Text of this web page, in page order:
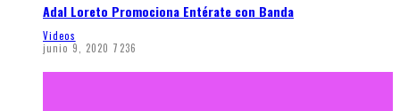
Adal Loreto Promociona Entérate con Banda
Videos
junio 9, 2020 7236